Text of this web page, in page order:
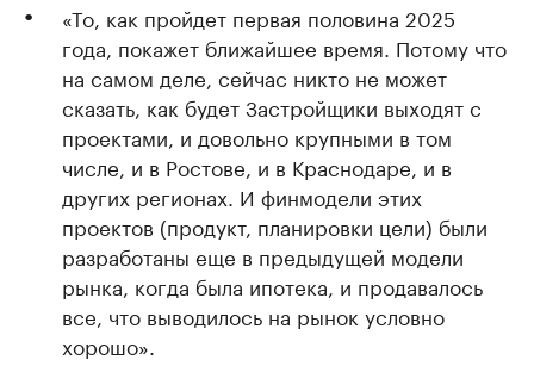
«То, как пройдет первая половина 2025
года, покажет ближайшее время. Потому что
на самом деле, сейчас никто не может
сказать, как будет Застройщики выходят с
проектами, и довольно крупными в том
числе, и в Ростове, и в Краснодаре, и в
других регионах. И финмодели этих
проектов (продукт, планировки цели) были
разработаны еще в предыдущей модели
рынка, когда была ипотека, и продавалось
все, что выводилось на рынок условно
хорошо».